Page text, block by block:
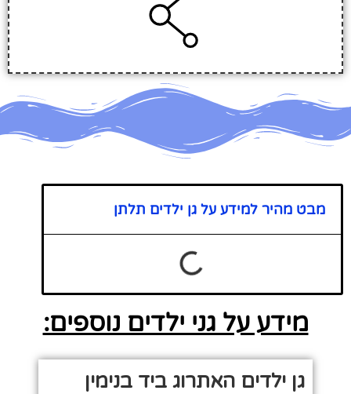
מבט מהיר למידע על גן ילדים תלתן
מידע על גני ילדים נוספים:
גן ילדים האתרוג ביד בנימין